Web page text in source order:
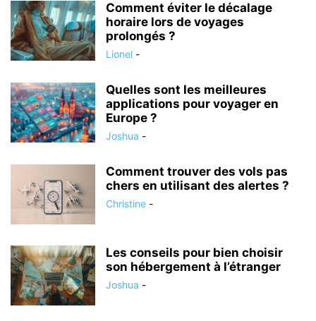
Comment éviter le décalage
horaire lors de voyages
prolongés ?
Lionel -
Quelles sont les meilleures
applications pour voyager en
Europe ?
Joshua -
Comment trouver des vols pas
chers en utilisant des alertes ?
Christine -
Les conseils pour bien choisir
son hébergement à l’étranger
Joshua -